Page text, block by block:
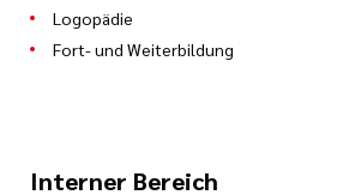
Logopädie
Fort- und Weiterbildung
Interner Bereich